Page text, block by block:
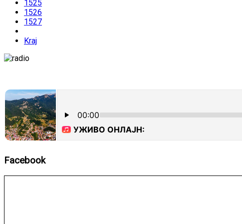
1525
1526
1527
Kraj
Facebook